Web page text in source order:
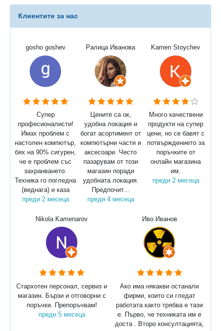
Клиентите за нас
gosho goshev
Супер
професионалисти!
Имах проблем с
настолен компютър,
бях на 90% сигурен,
че е проблем със
захранването.
Техника го погледна
(веднага) и каза
преди 2 месеца
Ралица Иванова
Цените са ок,
удобна локация и
богат асортимент от
компютърни части и
аксесоари. Често
пазарувам от този
магазин поради
удобната локация.
Предпочит...
преди 4 месеца
Kamen Stoychev
Много качествени
продукти на супер
цени, но се бавят с
потвърждението за
поръчките от
онлайн магазина
им.
преди 2 месеца
Nikola Kamenarov
Стархотен персонал, сервиз и
магазин. Бързи и отговорни с
поръчки. Препоръчвам!
преди 5 месеца
Иво Иванов
Ако има някакви останали
фирми, които си гледат
работата както трябва е тази
е. Първо, че техниката им е
доста . Второ консултацията,